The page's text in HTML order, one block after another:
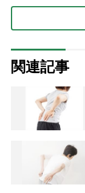
関連記事